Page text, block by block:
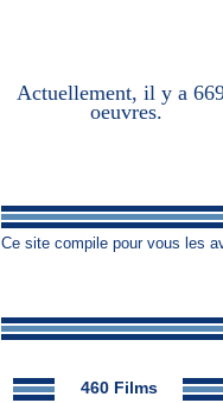
Actuellement, il y a
oeuvres.
Ce site compile pour vous les
460 Films